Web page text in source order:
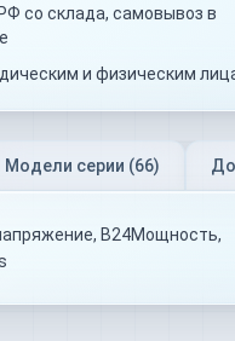
со склада, самовывоз в
и физическим
Модели серии (66)
В24Mощность,